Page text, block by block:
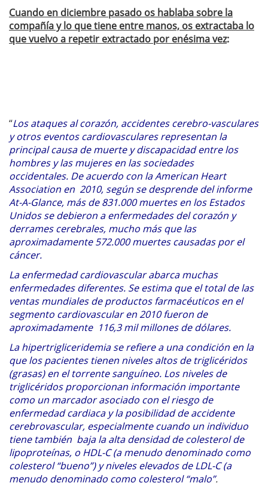
Cuando en diciembre pasado os hablaba sobre la
compañía y lo que tiene entre manos, os extractaba lo
que vuelvo a repetir extractado por enésima vez:
“Los ataques al corazón, accidentes cerebro-vasculares
y otros eventos cardiovasculares representan la
principal causa de muerte y discapacidad entre los
hombres y las mujeres en las sociedades
occidentales. De acuerdo con la American Heart
Association en 2010, según se desprende del informe
At-A-Glance, más de 831.000 muertes en los Estados
Unidos se debieron a enfermedades del corazón y
derrames cerebrales, mucho más que las
aproximadamente 572.000 muertes causadas por el
cáncer.
La enfermedad cardiovascular abarca muchas
enfermedades diferentes. Se estima que el total de las
ventas mundiales de productos farmacéuticos en el
segmento cardiovascular en 2010 fueron de
aproximadamente 116,3 mil millones de dólares.
La hipertrigliceridemia se refiere a una condición en la
que los pacientes tienen niveles altos de triglicéridos
(grasas) en el torrente sanguíneo. Los niveles de
triglicéridos proporcionan información importante
como un marcador asociado con el riesgo de
enfermedad cardiaca y la posibilidad de accidente
cerebrovascular, especialmente cuando un individuo
tiene también baja la alta densidad de colesterol de
lipoproteínas, o HDL-C (a menudo denominado como
colesterol “bueno”) y niveles elevados de LDL-C (a
menudo denominado como colesterol “malo”.